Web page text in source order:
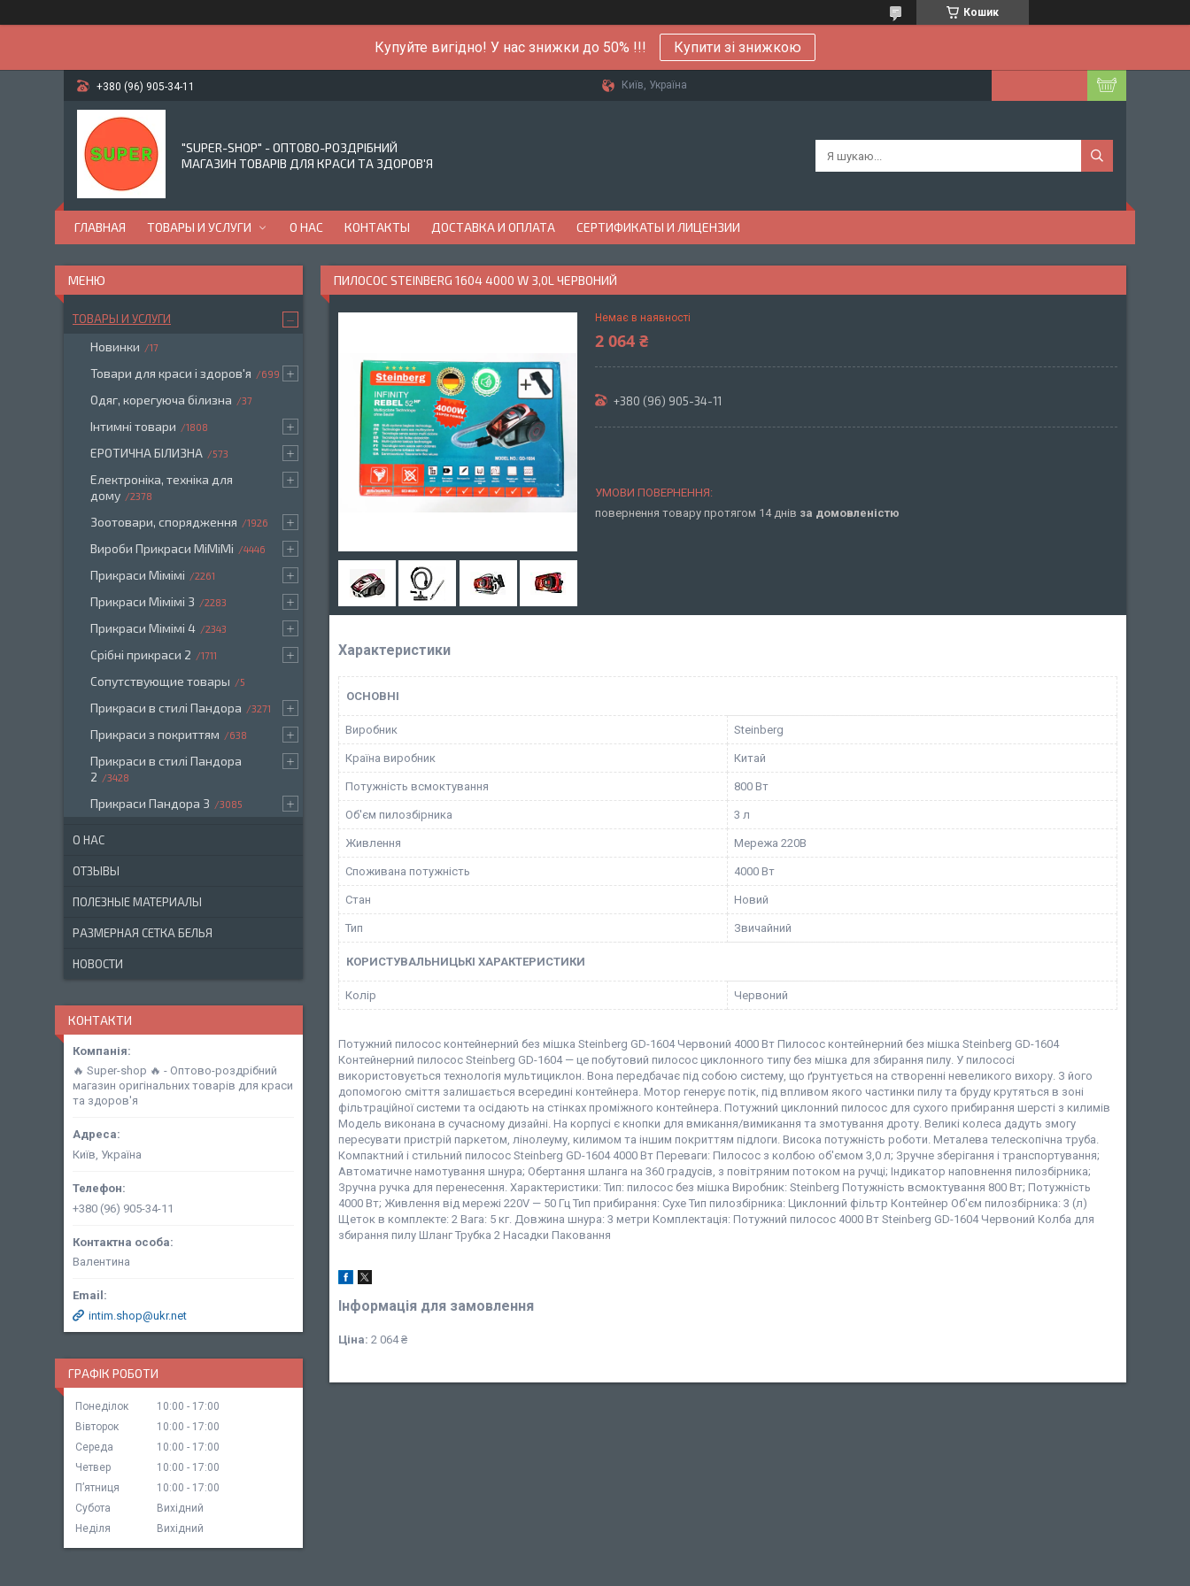
Кошик
Купуйте вигідно! У нас знижки до 50% !!! Купити зі знижкою
+380 (96) 905-34-11 Київ, Україна
"SUPER-SHOP" - ОПТОВО-РОЗДРІБНИЙ
МАГАЗИН ТОВАРІВ ДЛЯ КРАСИ ТА ЗДОРОВ'Я
ГЛАВНАЯ ТОВАРЫ И УСЛУГИ О НАС КОНТАКТЫ ДОСТАВКА И ОПЛАТА СЕРТИФИКАТЫ И ЛИЦЕНЗИИ
ПИЛОСОС STEINBERG 1604 4000 W 3,0L ЧЕРВОНИЙ
Немає в наявності
2 064 ₴
+380 (96) 905-34-11
повернення товару протягом 14 днів за домовленістю
Характеристики
ОСНОВНІ
Виробник Steinberg
Країна виробник Китай
Потужність всмоктування 800 Вт
Об'єм пилозбірника 3 л
Живлення Мережа 220В
Споживана потужність 4000 Вт
Стан Новий
Тип Звичайний
КОРИСТУВАЛЬНИЦЬКІ ХАРАКТЕРИСТИКИ
Колір Червоний
Потужний пилосос контейнерний без мішка Steinberg GD-1604 Червоний 4000 Вт Пилосос контейнерний без мішка Steinberg GD-1604
Контейнерний пилосос Steinberg GD-1604 — це побутовий пилосос циклонного типу без мішка для збирання пилу. У пилососі
використовується технологія мультициклон. Вона передбачає під собою систему, що ґрунтується на створенні невеликого вихору. З його
допомогою сміття залишається всередині контейнера. Мотор генерує потік, під впливом якого частинки пилу та бруду крутяться в зоні
фільтраційної системи та осідають на стінках проміжного контейнера. Потужний циклонний пилосос для сухого прибирання шерсті з килимів
Модель виконана в сучасному дизайні. На корпусі є кнопки для вмикання/вимикання та змотування дроту. Великі колеса дадуть змогу
пересувати пристрій паркетом, лінолеуму, килимом та іншим покриттям підлоги. Висока потужність роботи. Металева телескопічна труба.
Компактний і стильний пилосос Steinberg GD-1604 4000 Вт Переваги: Пилосос з колбою об'ємом 3,0 л; Зручне зберігання і транспортування;
Автоматичне намотування шнура; Обертання шланга на 360 градусів, з повітряним потоком на ручці; Індикатор наповнення пилозбірника;
Зручна ручка для перенесення. Характеристики: Тип: пилосос без мішка Виробник: Steinberg Потужність всмоктування 800 Вт; Потужність
4000 Вт; Живлення від мережі 220V — 50 Гц Тип прибирання: Сухе Тип пилозбірника: Циклонний фільтр Контейнер Об'єм пилозбірника: 3 (л)
Щеток в комплекте: 2 Вага: 5 кг. Довжина шнура: 3 метри Комплектація: Потужний пилосос 4000 Вт Steinberg GD-1604 Червоний Колба для
збирання пилу Шланг Трубка 2 Насадки Паковання
Інформація для замовлення
Ціна: 2 064 ₴
ТОВАРЫ И УСЛУГИ
Новинки 17
Товари для краси і здоров'я 699
Одяг, корегуюча білизна 37
Інтимні товари 1808
ЕРОТИЧНА БІЛИЗНА 573
Електроніка, техніка для
дому
2378
Зоотовари, спорядження 1926
Вироби Прикраси МіМіМі 4446
Прикраси Мімімі 2261
Прикраси Мімімі 3 2283
Прикраси Мімімі 4 2343
Срібні прикраси 2 1711
Сопутствующие товары 5
Прикраси в стилі Пандора 3271
Прикраси з покриттям 638
Прикраси в стилі Пандора
2
3428
Прикраси Пандора 3 3085
О НАС
ОТЗЫВЫ
ПОЛЕЗНЫЕ МАТЕРИАЛЫ
РАЗМЕРНАЯ СЕТКА БЕЛЬЯ
НОВОСТИ
КОНТАКТИ
🔥 Super-shop 🔥 - Оптово-роздрібний
магазин оригінальних товарів для краси
та здоров'я
Київ, Україна
+380 (96) 905-34-11
Валентина
intim.shop@ukr.net
ГРАФІК РОБОТИ
Понеділок 10:00
17:00
Вівторок
10:00
17:00
Середа
10:00
17:00
Четвер
10:00
17:00
Пʼятниця
10:00
17:00
Субота
Вихідний
Неділя
Вихідний